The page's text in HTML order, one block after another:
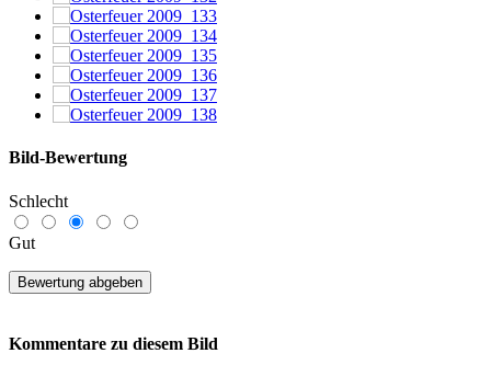
Bild-Bewertung
Schlecht
Gut
Kommentare zu diesem Bild